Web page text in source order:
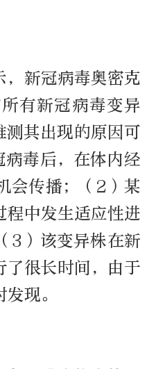
新冠病毒奥密克
有新冠病毒变异
其出现的原因可
毒后，在体内经
会传播；（2）某
程中发生适应性进
3）该变异株在新
了很长时间，由于
现。